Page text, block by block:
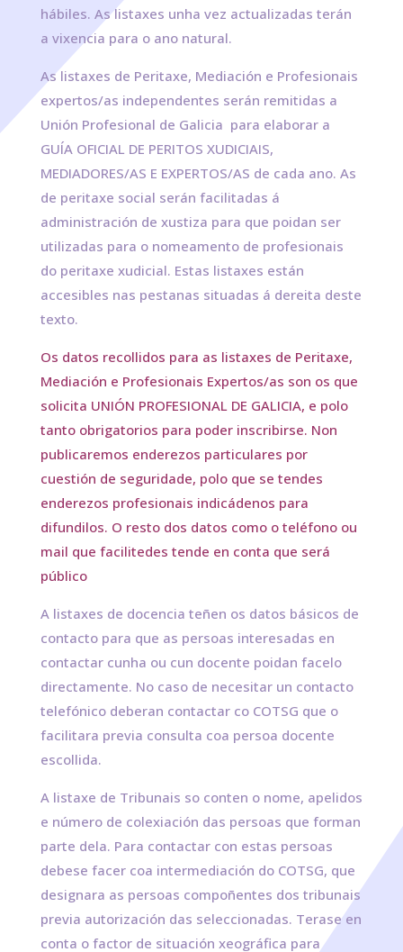
hábiles. As listaxes unha vez actualizadas terán
a vixencia para o ano natural.
As listaxes de Peritaxe, Mediación e Profesionais
expertos/as independentes serán remitidas a
Unión Profesional de Galicia para elaborar a
GUÍA OFICIAL DE PERITOS XUDICIAIS,
MEDIADORES/AS E EXPERTOS/AS de cada ano. As
de peritaxe social serán facilitadas á
administración de xustiza para que poidan ser
utilizadas para o nomeamento de profesionais
do peritaxe xudicial. Estas listaxes están
accesibles nas pestanas situadas á dereita deste
texto.
Os datos recollidos para as listaxes de Peritaxe,
Mediación e Profesionais Expertos/as son os que
solicita UNIÓN PROFESIONAL DE GALICIA, e polo
tanto obrigatorios para poder inscribirse. Non
publicaremos enderezos particulares por
cuestión de seguridade, polo que se tendes
enderezos profesionais indicádenos para
difundilos. O resto dos datos como o teléfono ou
mail que facilitedes tende en conta que será
público
A listaxes de docencia teñen os datos básicos de
contacto para que as persoas interesadas en
contactar cunha ou cun docente poidan facelo
directamente. No caso de necesitar un contacto
telefónico deberan contactar co COTSG que o
facilitara previa consulta coa persoa docente
escollida.
A listaxe de Tribunais so conten o nome, apelidos
e número de colexiación das persoas que forman
parte dela. Para contactar con estas persoas
debese facer coa intermediación do COTSG, que
designara as persoas compoñentes dos tribunais
previa autorización das seleccionadas. Terase en
conta o factor de situación xeográfica para